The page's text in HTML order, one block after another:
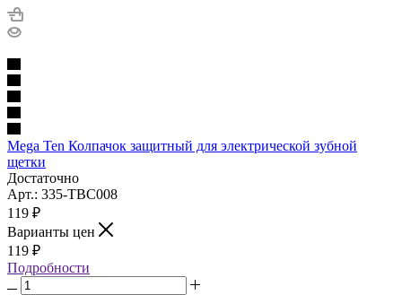
Mega Ten Колпачок защитный для электрической зубной
щетки
Достаточно
Арт.: 335-ТВС008
119 ₽
Варианты цен
119 ₽
Подробности